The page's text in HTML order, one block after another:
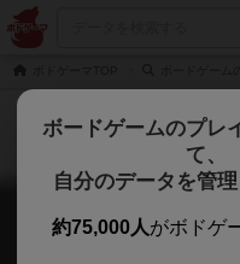
ドナ
ボードゲームのプレ
て、
自分のデータを管
約75,000人がボドゲ